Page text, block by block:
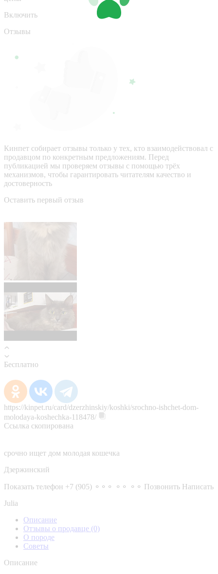
Включить
Отзывы
Кинпет собирает отзывы только у тех, кто взаимодействовал с
продавцом по конкретным предложениям. Перед
публикацией мы проверяем отзывы с помощью трёх
механизмов, чтобы гарантировать читателям качество и
достоверность
Оставить первый отзыв
Бесплатно
https://kinpet.ru/card/dzerzhinskiy/koshki/srochno-ishchet-dom-
molodaya-koshechka-118478/
Ссылка скопирована
срочно ищет дом молодая кошечка
Дзержинский
Показать телефон +7 (905) ⚬⚬⚬ ⚬⚬ ⚬⚬ Позвонить Написать
Julia
Описание
Отзывы о продавце (0)
О породе
Советы
Описание